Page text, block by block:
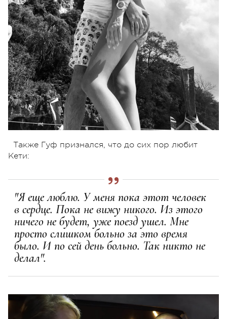
Также Гуф признался, что до сих пор любит
Кети:
"Я еще люблю. У меня пока этот человек
в сердце. Пока не вижу никого. Из этого
ничего не будет, уже поезд ушел. Мне
просто слишком больно за это время
было. И по сей день больно. Так никто не
делал".